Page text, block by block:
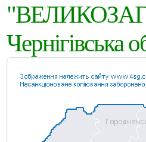
Чернігівська